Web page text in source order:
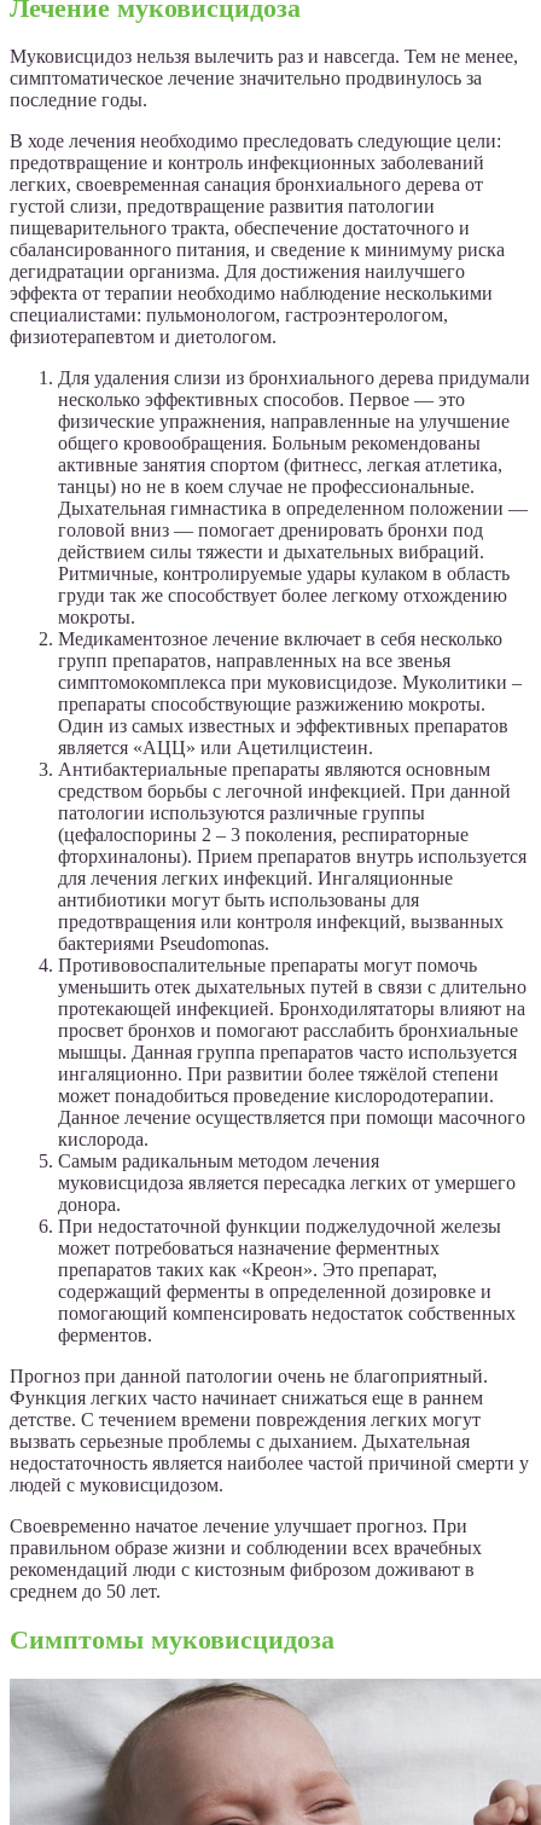
Лечение муковисцидоза
Муковисцидоз нельзя вылечить раз и навсегда. Тем не менее,
симптоматическое лечение значительно продвинулось за
последние годы.
В ходе лечения необходимо преследовать следующие цели:
предотвращение и контроль инфекционных заболеваний
легких, своевременная санация бронхиального дерева от
густой слизи, предотвращение развития патологии
пищеварительного тракта, обеспечение достаточного и
сбалансированного питания, и сведение к минимуму риска
дегидратации организма. Для достижения наилучшего
эффекта от терапии необходимо наблюдение несколькими
специалистами: пульмонологом, гастроэнтерологом,
физиотерапевтом и диетологом.
Для удаления слизи из бронхиального дерева придумали
несколько эффективных способов. Первое — это
физические упражнения, направленные на улучшение
общего кровообращения. Больным рекомендованы
активные занятия спортом (фитнесс, легкая атлетика,
танцы) но не в коем случае не профессиональные.
Дыхательная гимнастика в определенном положении —
головой вниз — помогает дренировать бронхи под
действием силы тяжести и дыхательных вибраций.
Ритмичные, контролируемые удары кулаком в область
груди так же способствует более легкому отхождению
мокроты.
Медикаментозное лечение включает в себя несколько
групп препаратов, направленных на все звенья
симптомокомплекса при муковисцидозе. Муколитики –
препараты способствующие разжижению мокроты.
Один из самых известных и эффективных препаратов
является «АЦЦ» или Ацетилцистеин.
Антибактериальные препараты являются основным
средством борьбы с легочной инфекцией. При данной
патологии используются различные группы
(цефалоспорины 2 – 3 поколения, респираторные
фторхиналоны). Прием препаратов внутрь используется
для лечения легких инфекций. Ингаляционные
антибиотики могут быть использованы для
предотвращения или контроля инфекций, вызванных
бактериями Pseudomonas.
Противовоспалительные препараты могут помочь
уменьшить отек дыхательных путей в связи с длительно
протекающей инфекцией. Бронходилятаторы влияют на
просвет бронхов и помогают расслабить бронхиальные
мышцы. Данная группа препаратов часто используется
ингаляционно. При развитии более тяжёлой степени
может понадобиться проведение кислородотерапии.
Данное лечение осуществляется при помощи масочного
кислорода.
Самым радикальным методом лечения
муковисцидоза является пересадка легких от умершего
донора.
При недостаточной функции поджелудочной железы
может потребоваться назначение ферментных
препаратов таких как «Креон». Это препарат,
содержащий ферменты в определенной дозировке и
помогающий компенсировать недостаток собственных
ферментов.
Прогноз при данной патологии очень не благоприятный.
Функция легких часто начинает снижаться еще в раннем
детстве. С течением времени повреждения легких могут
вызвать серьезные проблемы с дыханием. Дыхательная
недостаточность является наиболее частой причиной смерти у
людей с муковисцидозом.
Своевременно начатое лечение улучшает прогноз. При
правильном образе жизни и соблюдении всех врачебных
рекомендаций люди с кистозным фиброзом доживают в
среднем до 50 лет.
Симптомы муковисцидоза